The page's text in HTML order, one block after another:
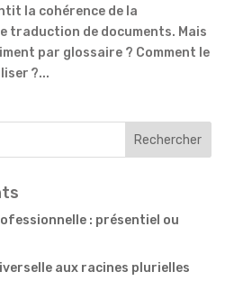
la cohérence de la
traduction de documents. Mais
par glossaire ? Comment le
?...
: présentiel ou
aux racines plurielles